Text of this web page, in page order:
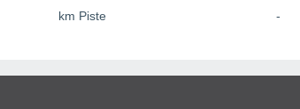
km Piste -